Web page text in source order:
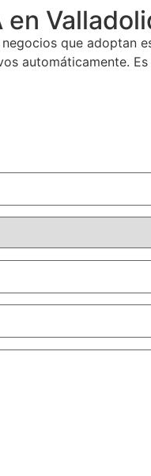
que adoptan
automáticamente.